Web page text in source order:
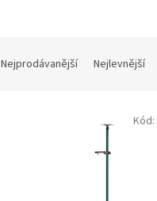
Nejprodávanější Nejlevnější
Kód: